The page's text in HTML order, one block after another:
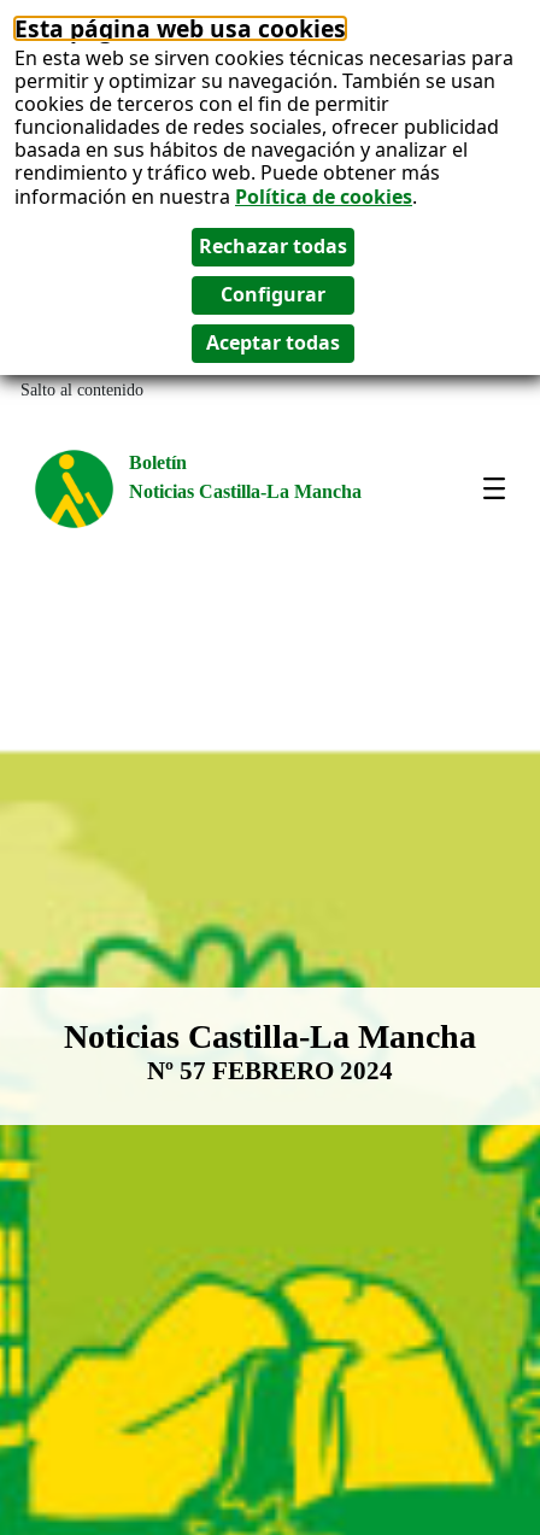
Esta página web usa cookies
En esta web se sirven cookies técnicas necesarias para
permitir y optimizar su navegación. También se usan
cookies de terceros con el fin de permitir
funcionalidades de redes sociales, ofrecer publicidad
basada en sus hábitos de navegación y analizar el
rendimiento y tráfico web. Puede obtener más
información en nuestra Política de cookies.
Salto al contenido
Boletín
Noticias Castilla-La Mancha
Boletín Noticias Castilla-La
Noticias Castilla-La Mancha
Nº 57 FEBRERO 2024